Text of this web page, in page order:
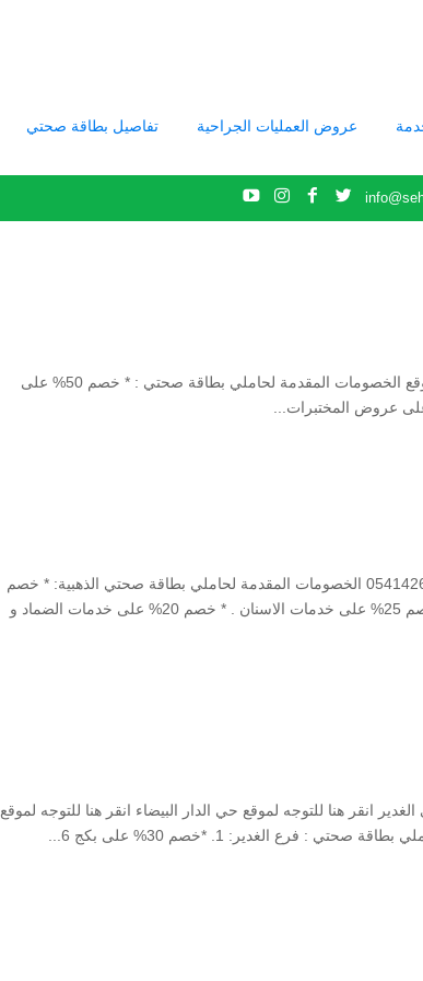
عروض العمليات الجراحية تفاصيل بطاقة صحتي
حي النرجس – طريق ابي بكر الصديق 920031642 انقر هنا للتوجه للموقع الخصومات المقدمة لحاملي بطاقة صحتي : * خصم 50% على
النسيم الغربي ، اول طريق خريص اضغط هنا للتوجه لموقع المركز 0541426805 الخصومات المقدمة لحاملي بطاقة صحتي الذهبية: * خصم
35% على الكشوفات. * خصم 30% على خدمات الاشعة و المختبر . * خصم 25% على خدمات الاسنان . * خصم 20% على خدمات الضماد و
انقر هنا للتوجه لموقع حي الدار البيضاء انقر هنا للتوجه لموقع